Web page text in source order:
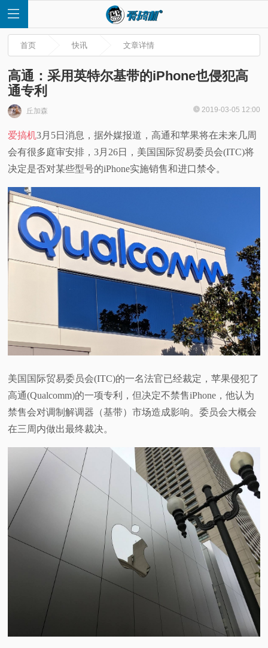
首
页
快
讯
测
频
科
普
体
首页 快讯 文章详情
高通：采用英特尔基带的iPhone也侵犯高
通专利
丘加森 2019-03-05 12:00
爱搞机3月5日消息，据外媒报道，高通和苹果将在未来几周
会有很多庭审安排，3月26日，美国国际贸易委员会(ITC)将
决定是否对某些型号的iPhone实施销售和进口禁令。
美国国际贸易委员会(ITC)的一名法官已经裁定，苹果侵犯了
高通(Qualcomm)的一项专利，但决定不禁售iPhone，他认为
禁售会对调制解调器（基带）市场造成影响。委员会大概会
在三周内做出最终裁决。